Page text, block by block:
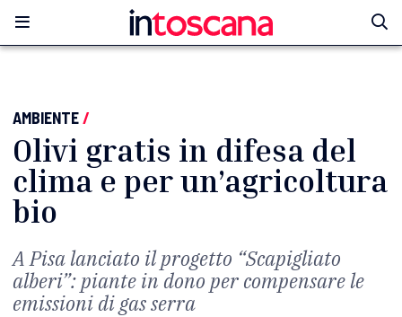
AMBIENTE/
Olivi gratis in difesa del
clima e per un’agricoltura
bio
A Pisa lanciato il progetto “Scapigliato
alberi”: piante in dono per compensare le
emissioni di gas serra